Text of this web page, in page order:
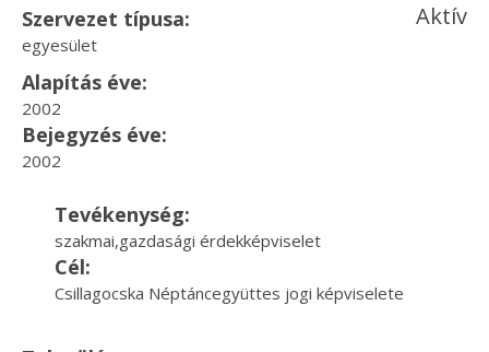
Szervezet típusa:
egyesület
Aktív
Alapítás éve:
2002
Bejegyzés éve:
2002
Tevékenység:
szakmai,gazdasági érdekképviselet
Cél:
Csillagocska Néptáncegyüttes jogi képviselete